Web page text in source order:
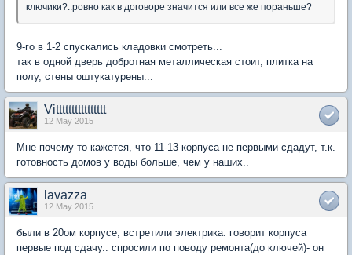
ключики?..ровно как в договоре значится или все же пораньше?
9-го в 1-2 спускались кладовки смотреть...
так в одной дверь добротная металлическая стоит, плитка на
полу, стены оштукатурены...
Vitttttttttttttttt
12 May 2015
Мне почему-то кажется, что 11-13 корпуса не первыми сдадут, т.к.
готовность домов у воды больше, чем у наших..
lavazza
12 May 2015
были в 20ом корпусе, встретили электрика. говорит корпуса
первые под сдачу.. спросили по поводу ремонта(до ключей)- он